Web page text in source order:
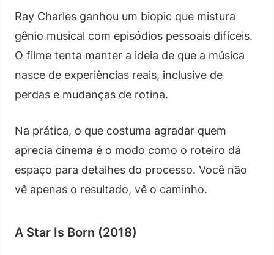
Ray Charles ganhou um biopic que mistura
gênio musical com episódios pessoais difíceis.
O filme tenta manter a ideia de que a música
nasce de experiências reais, inclusive de
perdas e mudanças de rotina.
Na prática, o que costuma agradar quem
aprecia cinema é o modo como o roteiro dá
espaço para detalhes do processo. Você não
vê apenas o resultado, vê o caminho.
A Star Is Born (2018)